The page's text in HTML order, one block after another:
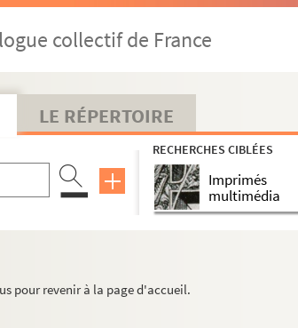
collectif de France
LE RÉPERTOIRE
RECHERCHES CIBLÉES
Imprimés
multimédia
pour revenir à la page d'accueil.